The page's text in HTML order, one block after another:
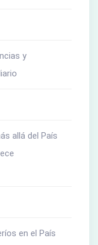
y
allá del País
en el País